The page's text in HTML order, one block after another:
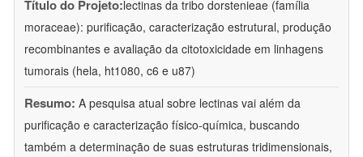
Título do Projeto:lectinas da tribo dorstenieae (família
moraceae): purificação, caracterização estrutural, produção
recombinantes e avaliação da citotoxicidade em linhagens
tumorais (hela, ht1080, c6 e u87)
Resumo: A pesquisa atual sobre lectinas vai além da
purificação e caracterização físico-química, buscando
também a determinação de suas estruturas tridimensionais,